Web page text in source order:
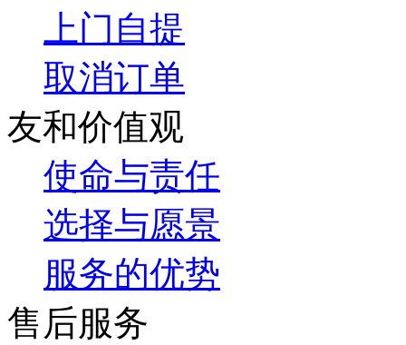
上门自提
取消订单
友和价值观
使命与责任
选择与愿景
服务的优势
售后服务